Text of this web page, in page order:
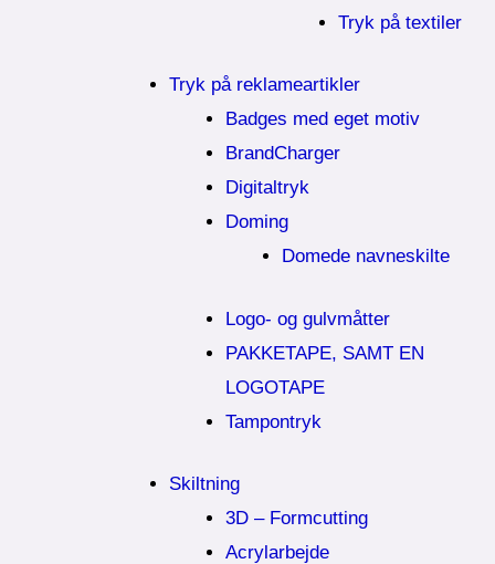
Tryk på textiler
Tryk på reklameartikler
Badges med eget motiv
BrandCharger
Digitaltryk
Doming
Domede navneskilte
Logo- og gulvmåtter
PAKKETAPE, SAMT EN
LOGOTAPE
Tampontryk
Skiltning
3D – Formcutting
Acrylarbejde